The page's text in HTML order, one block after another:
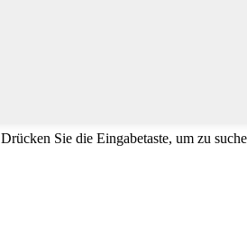
Drücken Sie die Eingabetaste, um zu